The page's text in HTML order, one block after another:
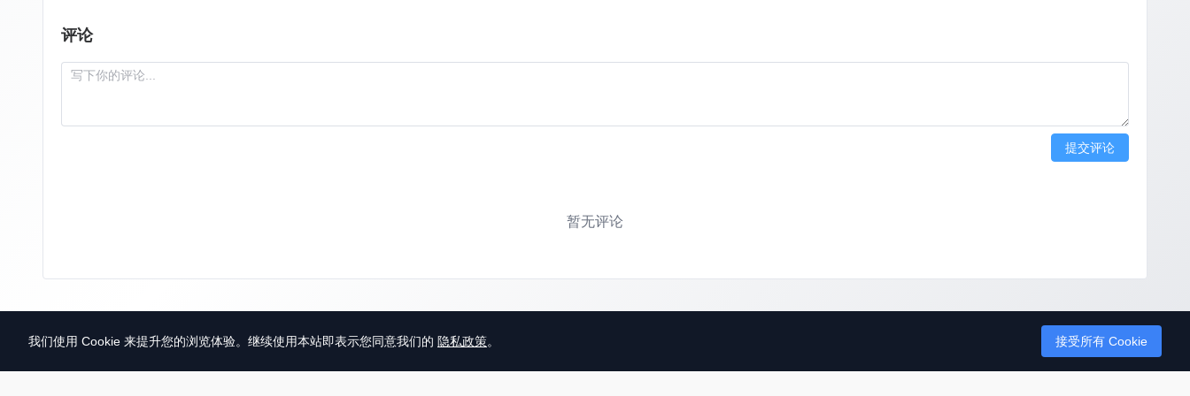
评论
提交评论
暂无评论
我们使用 Cookie 来提升您的浏览体验。继续使用本站即表示您同意我们的 隐私政策。 接受所有 Cookie